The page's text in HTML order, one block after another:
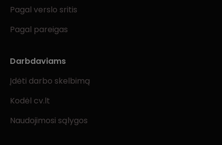
Pagal verslo sritis
Pagal pareigas
Darbdaviams
Įdėti darbo skelbimą
Kodėl cv.lt
Naudojimosi sąlygos